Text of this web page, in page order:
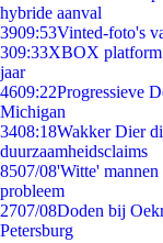
hybride aanval
3909:53Vinted-foto's
309:33XBOX platform
jaar
4609:22Progressieve
Michigan
3408:18Wakker Dier
duurzaamheidsclaims
8507/08'Witte'
probleem
2707/08Doden bij
Petersburg